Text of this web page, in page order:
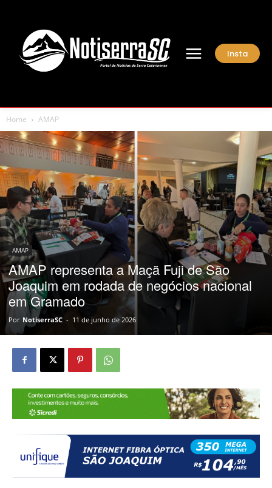
Insta
Home AMAP
AMAP
AMAP representa a Maçã Fuji de São
Joaquim em rodada de negócios nacional
em Gramado
Por NotiserraSC - 11 de junho de 2026